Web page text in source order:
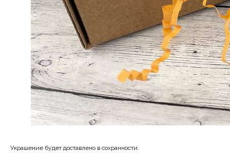
Украшение будет доставлено в сохранности.